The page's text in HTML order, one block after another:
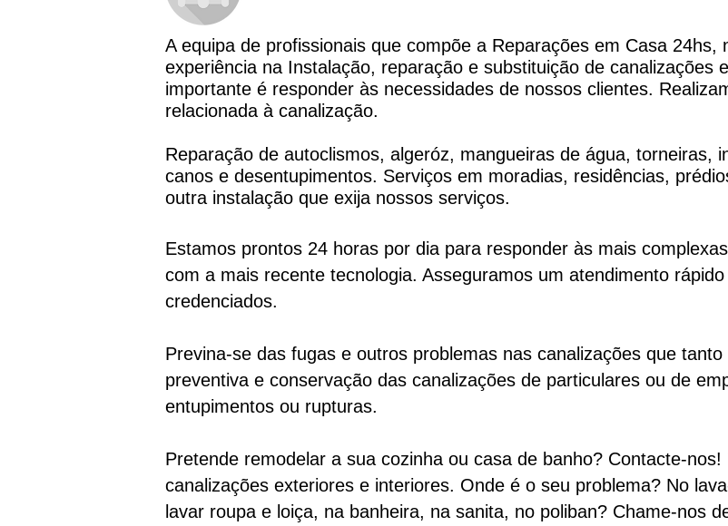
A equipa de profissionais que compõe a Reparações em Casa
experiência na Instalação, reparação e substituição de canalizações
importante é responder às necessidades de nossos clientes.
relacionada à canalização.
Reparação de autoclismos, algeróz, mangueiras de água, torneiras,
canos e desentupimentos. Serviços em moradias, residências,
outra instalação que exija nossos serviços.
Estamos prontos 24 horas por dia para responder às mais
com a mais recente tecnologia. Asseguramos um atendimento
credenciados.
Previna-se das fugas e outros problemas nas canalizações que
preventiva e conservação das canalizações de particulares ou de
entupimentos ou rupturas.
Pretende remodelar a sua cozinha ou casa de banho? Contacte-
canalizações exteriores e interiores. Onde é o seu problema? No
lavar roupa e loiça, na banheira, na sanita, no poliban? Chame-nos